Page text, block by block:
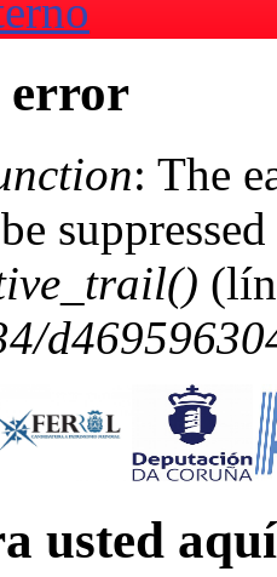
error
: The
usted aquí